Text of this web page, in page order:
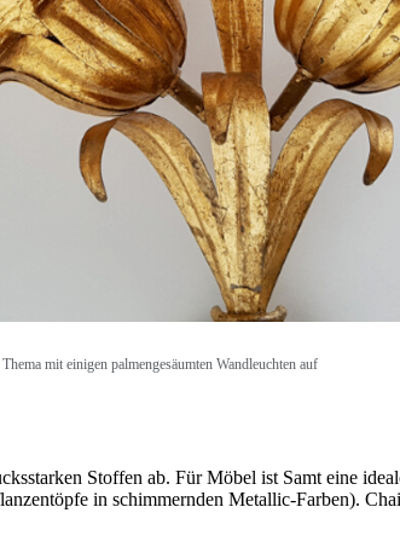
mit einigen palmengesäumten Wandleuchten auf
Stoffen ab. Für Möbel ist Samt eine
in schimmernden Metallic-Farben).